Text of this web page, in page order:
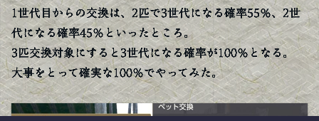
1世代目からの交換は、2匹で3世代になる確率55％、2世
代になる確率45％といったところ。
3匹交換対象にすると3世代になる確率が100％となる。
大事をとって確実な100％でやってみた。